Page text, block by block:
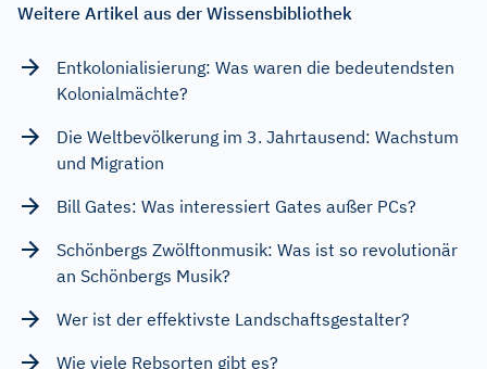
Weitere Artikel aus der Wissensbibliothek
Entkolonialisierung: Was waren die bedeutendsten
Kolonialmächte?
Die Weltbevölkerung im 3. Jahrtausend: Wachstum
und Migration
Bill Gates: Was interessiert Gates außer PCs?
Schönbergs Zwölftonmusik: Was ist so revolutionär
an Schönbergs Musik?
Wer ist der effektivste Landschaftsgestalter?
Wie viele Rebsorten gibt es?